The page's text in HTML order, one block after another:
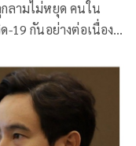
ลามไม่หยุด คนใน
-19 กันอย่างต่อเนื่อง
ทางต้นสังกัด
หลังเจ้าตัวได้เข้ารับ